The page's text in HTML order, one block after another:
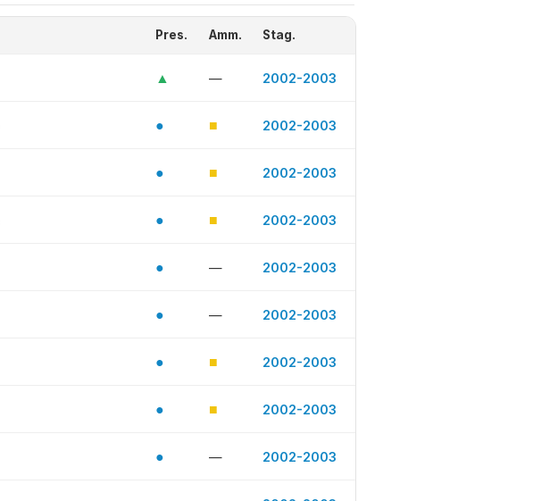
Pres. Amm. Stag.
▲ — 2002-2003
● ■ 2002-2003
● ■ 2002-2003
● ■ 2002-2003
● — 2002-2003
● — 2002-2003
● ■ 2002-2003
● ■ 2002-2003
● — 2002-2003